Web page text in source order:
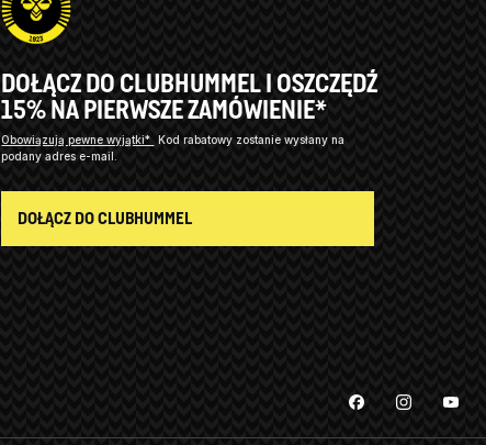
DOŁĄCZ DO CLUBHUMMEL I OSZCZĘDŹ
15% NA PIERWSZE ZAMÓWIENIE*
Obowiązują pewne wyjątki* Kod rabatowy zostanie wysłany na
podany adres e-mail.
DOŁĄCZ DO CLUBHUMMEL